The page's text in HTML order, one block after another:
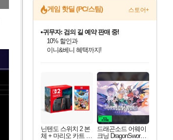
게임 핫딜 (PC/스팀) 스토어+
최대 90% 할인가를 만나보세요!
네이버혜택과 함께 만나보세요!
50%할인&추가 적립까지!
귀무자: 검의 길 예약 판매 중!
비스트 오브 리인카네이션 정식 출시!
게임프릭 신작 IP
네이버 혜택가와 함께 예약하세요!
할인&네이버혜택으로 만나보세요!
네이버페이 혜택과 만나보세요!
40주년 프로모션으로 만나보세요!
네이버 포인트 혜택까지!
할인가에 만나보세요!
일부 에디션 상시 할인!
혜택으로 예약 판매 중
편안하게 충전하세요
닌텐도 스위치 2 본
체 + 마리오 카트 월
드래곤소드 어웨이
크닝 DragonSword A